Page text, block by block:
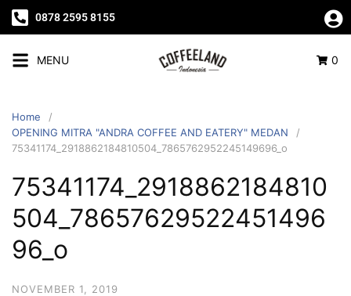
0878 2595 8155
MENU 0
Home
OPENING MITRA "ANDRA COFFEE AND EATERY" MEDAN
75341174_2918862184810504_7865762952245149696_o
75341174_2918862184810
504_78657629522451496
96_o
NOVEMBER 1, 2019